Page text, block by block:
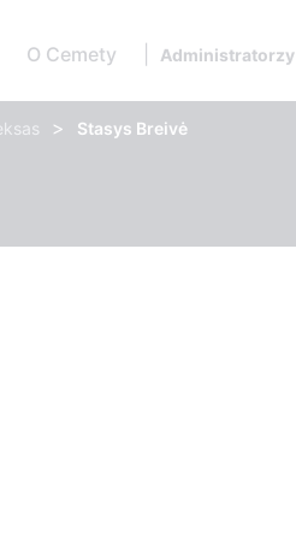
O Cemety Administratorzy
> Stasys Breivė